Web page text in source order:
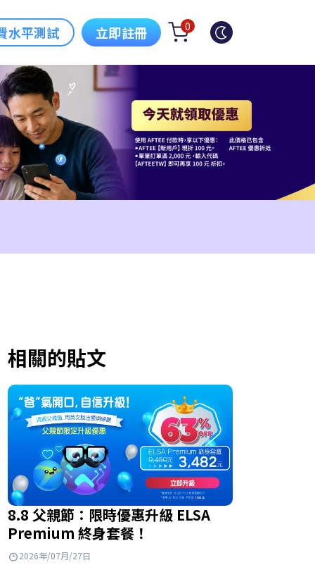
水平測試 立即註冊 0
相關的貼文
8.8 父親節：限時優惠升級 ELSA
Premium 終身套餐！
2026年/07月/27日